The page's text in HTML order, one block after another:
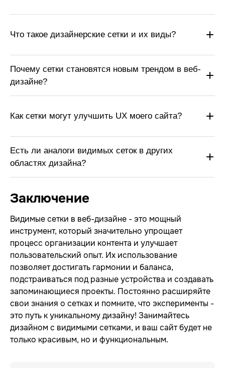
Что такое дизайнерские сетки и их виды?
Почему сетки становятся новым трендом в веб-
дизайне?
Как сетки могут улучшить UX моего сайта?
Есть ли аналоги видимых сеток в других
областях дизайна?
Заключение
Видимые сетки в веб-дизайне - это мощный
инструмент, который значительно упрощает
процесс организации контента и улучшает
пользовательский опыт. Их использование
позволяет достигать гармонии и баланса,
подстраиваться под разные устройства и создавать
запоминающиеся проекты. Постоянно расширяйте
свои знания о сетках и помните, что эксперименты -
это путь к уникальному дизайну! Занимайтесь
дизайном с видимыми сетками, и ваш сайт будет не
только красивым, но и функциональным.